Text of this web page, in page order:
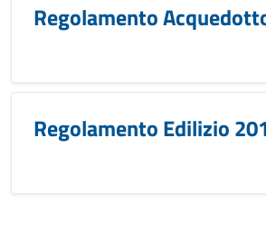
Regolamento
Regolamento Edilizio